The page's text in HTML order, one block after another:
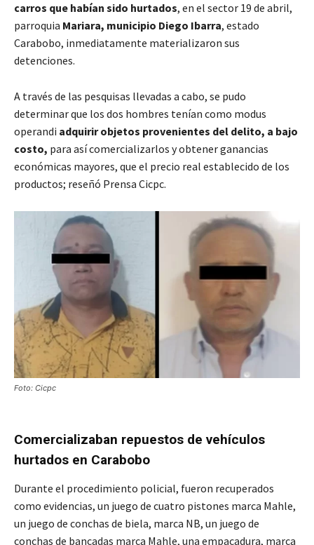
carros que habían sido hurtados, en el sector 19 de abril,
parroquia Mariara, municipio Diego Ibarra, estado
Carabobo, inmediatamente materializaron sus
detenciones.
A través de las pesquisas llevadas a cabo, se pudo
determinar que los dos hombres tenían como modus
operandi adquirir objetos provenientes del delito, a bajo
costo, para así comercializarlos y obtener ganancias
económicas mayores, que el precio real establecido de los
productos; reseñó Prensa Cicpc.
Foto: Cicpc
Comercializaban repuestos de vehículos
hurtados en Carabobo
Durante el procedimiento policial, fueron recuperados
como evidencias, un juego de cuatro pistones marca Mahle,
un juego de conchas de biela, marca NB, un juego de
conchas de bancadas marca Mahle, una empacadura, marca